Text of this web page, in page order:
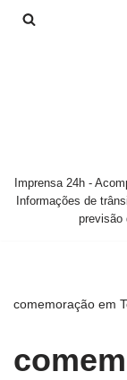
Imprensa 24h -
Informações de
previsão
comemoração em